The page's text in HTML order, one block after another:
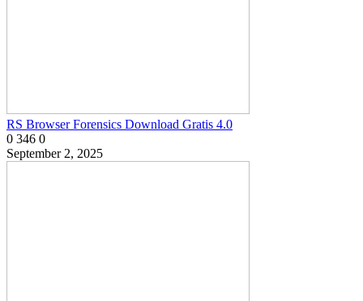
RS Browser Forensics Download Gratis 4.0
0 346 0
September 2, 2025